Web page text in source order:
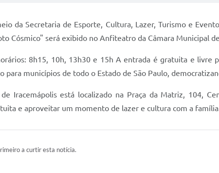
da Secretaria de Esporte, Cultura, Lazer, Turismo e
Cósmico" será exibido no Anfiteatro da Câmara Municipal
8h15, 10h, 13h30 e 15h A entrada é gratuita e livre
para municípios de todo o Estado de São Paulo,
Iracemápolis está localizado na Praça da Matriz, 104,
e aproveitar um momento de lazer e cultura com a
a curtir esta notícia.